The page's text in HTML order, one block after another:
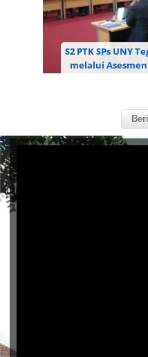
S2 PTK SPs UNY
melalui
Kejuruan (S2 PTK)
Universitas Negeri
Asesmen Lapangan